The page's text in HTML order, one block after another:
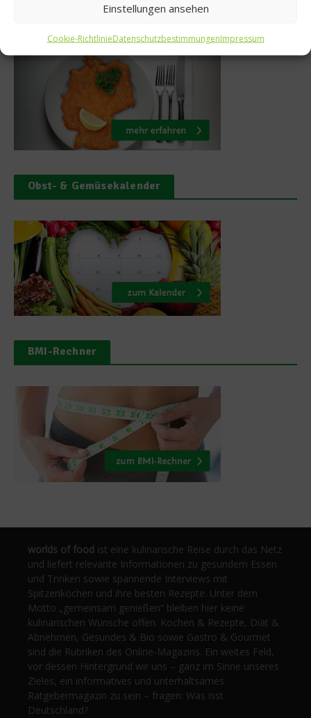
Einstellungen ansehen
Cookie-RichtlinieDatenschutzbestimmungenImpressum
Obst- & Gemüsekalender
BMI-Rechner
worlds of food ist eine kulinarische Reise durch das Netz
und liefert relevante Informationen zu gesundem Essen
und Trinken sowie spannende Interviews mit
Spitzenköchen und ihre besten Rezepte. Unter dem
Motto „gemeinsam genießen“ bleiben hier keine
kulinarischen Wünsche offen. Kochen & Rezepte, Diät &
Abnehmen, Gesundes & Bio sowie Gastro & Gourmet
sind die Rubriken des Online-Magazins. Ein weites Feld,
vor dessen Hintergrund wir uns – ganz im Sinne unseres
Zieles, ein informatives und unterhaltsames
Ratgebermagazin zu sein – fragen: Was isst
Deutschland?